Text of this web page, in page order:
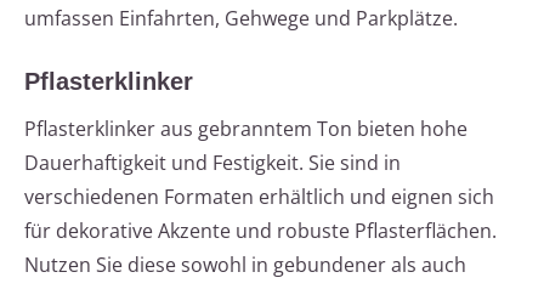
umfassen Einfahrten, Gehwege und Parkplätze.
Pflasterklinker
Pflasterklinker aus gebranntem Ton bieten hohe
Dauerhaftigkeit und Festigkeit. Sie sind in
verschiedenen Formaten erhältlich und eignen sich
für dekorative Akzente und robuste Pflasterflächen.
Nutzen Sie diese sowohl in gebundener als auch